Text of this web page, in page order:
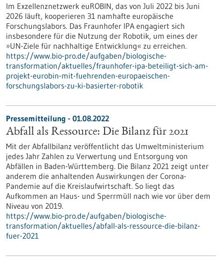
Im Exzellenznetzwerk euROBIN, das von Juli 2022 bis Juni
2026 läuft, kooperieren 31 namhafte europäische
Forschungslabors. Das Fraunhofer IPA engagiert sich
insbesondere für die Nutzung der Robotik, um eines der
»UN-Ziele für nachhaltige Entwicklung« zu erreichen.
https://www.bio-pro.de/aufgaben/biologische-
transformation/aktuelles/fraunhofer-ipa-beteiligt-sich-am-
projekt-eurobin-mit-fuehrenden-europaeischen-
forschungslabors-zu-ki-basierter-robotik
Pressemitteilung - 01.08.2022
Abfall als Ressource: Die Bilanz für 2021
Mit der Abfallbilanz veröffentlicht das Umweltministerium
jedes Jahr Zahlen zu Verwertung und Entsorgung von
Abfällen in Baden-Württemberg. Die Bilanz 2021 zeigt unter
anderem die anhaltenden Auswirkungen der Corona-
Pandemie auf die Kreislaufwirtschaft. So liegt das
Aufkommen an Haus- und Sperrmüll nach wie vor über dem
Niveau von 2019.
https://www.bio-pro.de/aufgaben/biologische-
transformation/aktuelles/abfall-als-ressource-die-bilanz-
fuer-2021